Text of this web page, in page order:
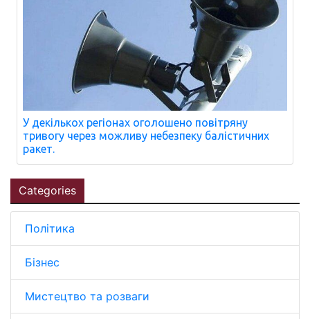
У декількох регіонах оголошено повітряну
тривогу через можливу небезпеку балістичних
ракет.
Categories
Політика
Бізнес
Мистецтво та розваги